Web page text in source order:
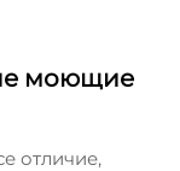
моющие
отличие,